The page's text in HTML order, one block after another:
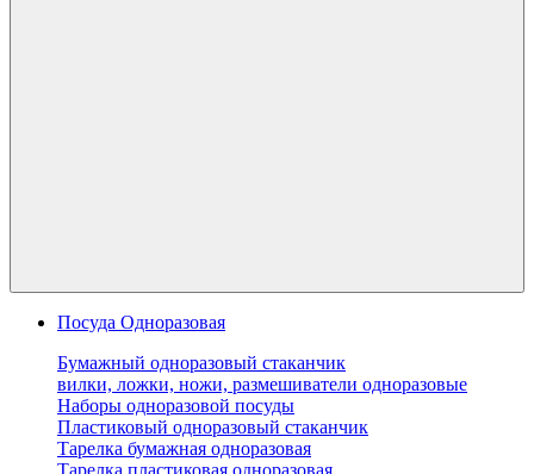
Посуда Одноразовая
Бумажный одноразовый стаканчик
вилки, ложки, ножи, размешиватели одноразовые
Наборы одноразовой посуды
Пластиковый одноразовый стаканчик
Тарелка бумажная одноразовая
Тарелка пластиковая одноразовая